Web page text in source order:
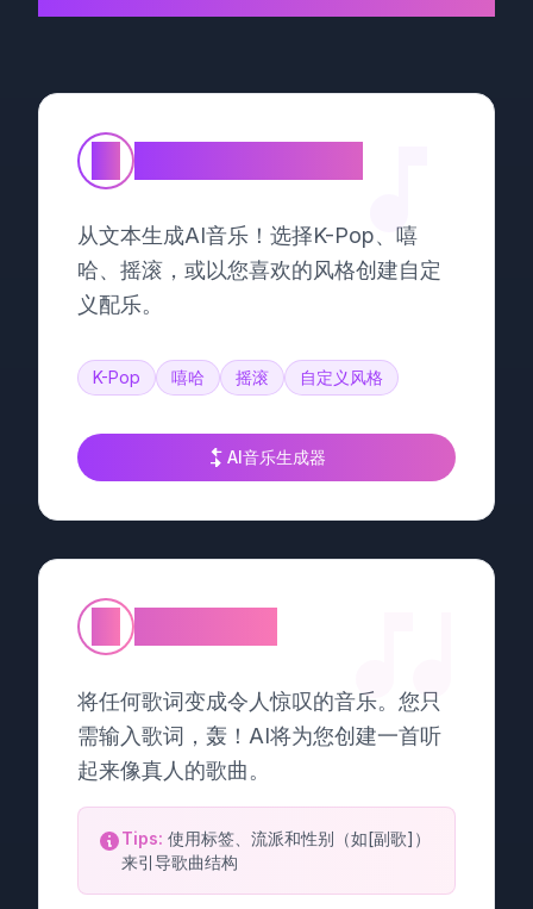
从文本生成AI音乐！选择K-Pop、嘻
哈、摇滚，或以您喜欢的风格创建自定
义配乐。
K-Pop 嘻哈 摇滚 自定义风格
AI音乐生成器
将任何歌词变成令人惊叹的音乐。您只
需输入歌词，轰！AI将为您创建一首听
起来像真人的歌曲。
Tips: 使用标签、流派和性别（如[副歌]）
来引导歌曲结构